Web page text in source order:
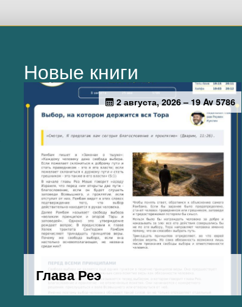
Новые книги